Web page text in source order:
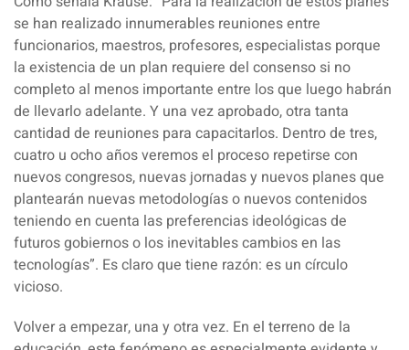
se han realizado innumerables reuniones entre
funcionarios, maestros, profesores, especialistas porque
la existencia de un plan requiere del consenso si no
completo al menos importante entre los que luego habrán
de llevarlo adelante. Y una vez aprobado, otra tanta
cantidad de reuniones para capacitarlos. Dentro de tres,
cuatro u ocho años veremos el proceso repetirse con
nuevos congresos, nuevas jornadas y nuevos planes que
plantearán nuevas metodologías o nuevos contenidos
teniendo en cuenta las preferencias ideológicas de
futuros gobiernos o los inevitables cambios en las
tecnologías”. Es claro que tiene razón: es un círculo
vicioso.
Volver a empezar, una y otra vez. En el terreno de la